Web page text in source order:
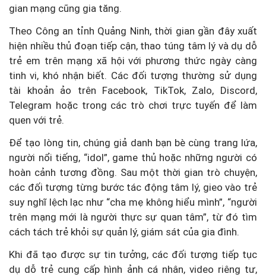
gian mạng cũng gia tăng.
Theo Công an tỉnh Quảng Ninh, thời gian gần đây xuất
hiện nhiều thủ đoạn tiếp cận, thao túng tâm lý và dụ dỗ
trẻ em trên mạng xã hội với phương thức ngày càng
tinh vi, khó nhận biết. Các đối tượng thường sử dụng
tài khoản ảo trên Facebook, TikTok, Zalo, Discord,
Telegram hoặc trong các trò chơi trực tuyến để làm
quen với trẻ.
Để tạo lòng tin, chúng giả danh bạn bè cùng trang lứa,
người nổi tiếng, “idol”, game thủ hoặc những người có
hoàn cảnh tương đồng. Sau một thời gian trò chuyện,
các đối tượng từng bước tác động tâm lý, gieo vào trẻ
suy nghĩ lệch lạc như “cha mẹ không hiểu mình”, “người
trên mạng mới là người thực sự quan tâm”, từ đó tìm
cách tách trẻ khỏi sự quản lý, giám sát của gia đình.
Khi đã tạo được sự tin tưởng, các đối tượng tiếp tục
dụ dỗ trẻ cung cấp hình ảnh cá nhân, video riêng tư,